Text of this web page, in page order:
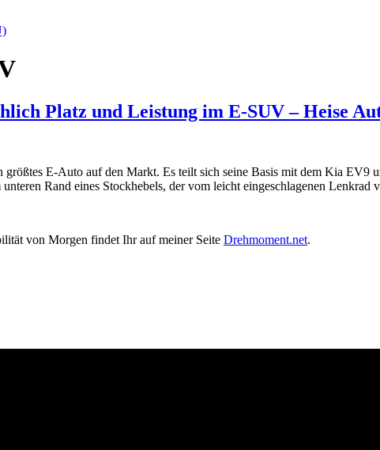
Platz und Leistung im E-SUV – Heise
E-Auto auf den Markt. Es teilt sich seine Basis mit dem Kia EV9
Rand eines Stockhebels, der vom leicht eingeschlagenen
von Morgen findet Ihr auf meiner Seite Drehmoment.net.